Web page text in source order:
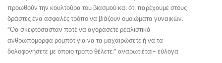
προωθούν την κουλτούρα του βιασμού και ότι παρέχουμε στους
δράστες ένα ασφαλές τρόπο να βιάζουν ομοιώματα γυναικών.
“Θα σκεφτόσασταν ποτέ να αγοράσετε ρεαλιστικά
ανθρωπόμορφα ρομπότ για να τα μαχαιρώσετε ή να τα
δολοφονήσετε με όποιο τρόπο θέλετε;” αναρωτιέται- εύλογα.